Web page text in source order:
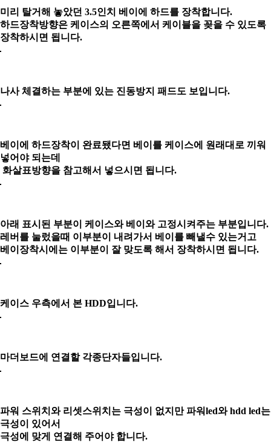
미리 탈거해 놓았던 3.5인치 베이에 하드를 장착합니다.
하드장착방향은 케이스의 오른쪽에서 케이블을 꽂을 수 있도록
장착하시면 됩니다.
나사 체결하는 부분에 있는 진동방지 패드도 보입니다.
베이에 하드장착이 완료됐다면 베이를 케이스에 원래대로 끼워
넣어야 되는데
화살표방향을 참고해서 넣으시면 됩니다.
아래 표시된 부분이 케이스와 베이와 고정시켜주는 부분입니다.
레버를 눌렀을때 이부분이 내려가서 베이를 빼낼수 있는거고
베이장착시에는 이부분이 잘 맞도록 해서 장착하시면 됩니다.
케이스 우측에서 본 HDD입니다.
마더보드에 연결할 각종단자들입니다.
파워 스위치와 리셋스위치는 극성이 없지만 파워led와 hdd led는
극성이 있어서
극성에 맞게 연결해 주어야 합니다.